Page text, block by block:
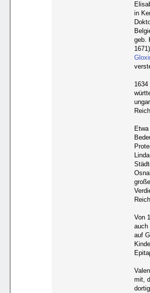
in
geb.
Von
auch
auf
mit,